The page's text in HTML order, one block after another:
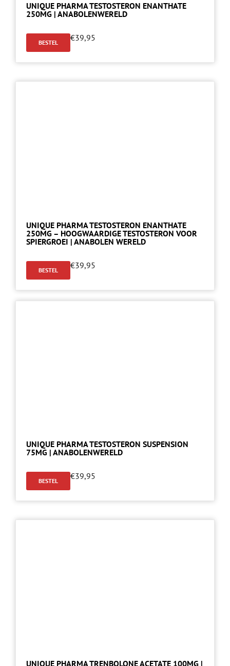
UNIQUE PHARMA TESTOSTERON ENANTHATE
250MG | ANABOLENWERELD
BESTEL €39,95
UNIQUE PHARMA TESTOSTERON ENANTHATE
250MG – HOOGWAARDIGE TESTOSTERON VOOR
SPIERGROEI | ANABOLEN WERELD
BESTEL €39,95
UNIQUE PHARMA TESTOSTERON SUSPENSION
75MG | ANABOLENWERELD
BESTEL €39,95
UNIQUE PHARMA TRENBOLONE ACETATE 100MG |